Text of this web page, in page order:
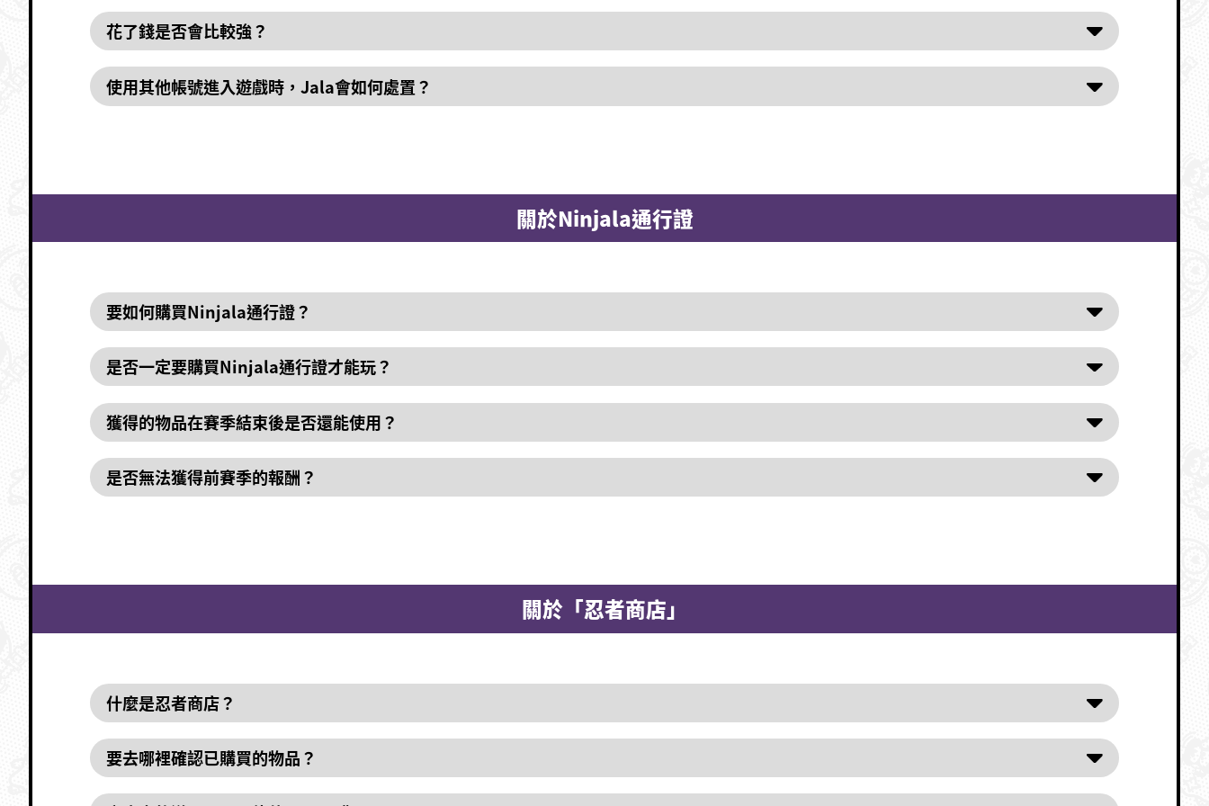
花了錢是否會比較強？
使用其他帳號進入遊戲時，Jala會如何處置？
關於Ninjala通行證
要如何購買Ninjala通行證？
是否一定要購買Ninjala通行證才能玩？
獲得的物品在賽季結束後是否還能使用？
是否無法獲得前賽季的報酬？
關於「忍者商店」
什麼是忍者商店？
要去哪裡確認已購買的物品？